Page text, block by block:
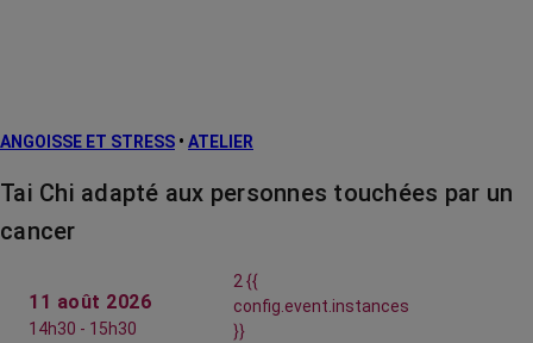
ANGOISSE ET STRESS • ATELIER
Tai Chi adapté aux personnes touchées par un
cancer
11 août 2026
14h30 - 15h30
2 {{
config.event.instances
}}